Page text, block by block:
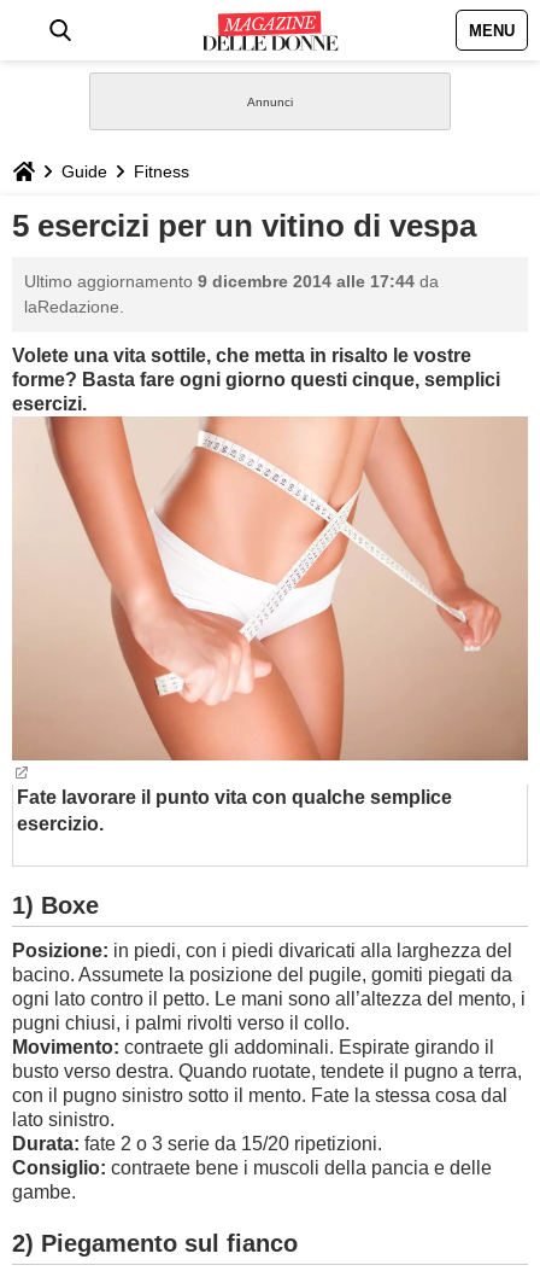
MENU
STILE
BIOGRAFIE
GASTRONOMIA
CAPELLI
FORUM
Guide Fitness
5 esercizi per un vitino di vespa
Ultimo aggiornamento 9 dicembre 2014 alle 17:44 da
laRedazione.
Volete una vita sottile, che metta in risalto le vostre
forme? Basta fare ogni giorno questi cinque, semplici
esercizi.
Fate lavorare il punto vita con qualche semplice
esercizio.
1) Boxe
Posizione: in piedi, con i piedi divaricati alla larghezza del
bacino. Assumete la posizione del pugile, gomiti piegati da
ogni lato contro il petto. Le mani sono all’altezza del mento, i
pugni chiusi, i palmi rivolti verso il collo.
Movimento: contraete gli addominali. Espirate girando il
busto verso destra. Quando ruotate, tendete il pugno a terra,
con il pugno sinistro sotto il mento. Fate la stessa cosa dal
lato sinistro.
Durata: fate 2 o 3 serie da 15/20 ripetizioni.
Consiglio: contraete bene i muscoli della pancia e delle
gambe.
2) Piegamento sul fianco